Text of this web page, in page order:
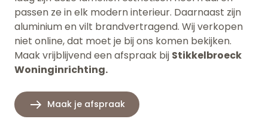
passen ze in elk modern interieur. Daarnaast zijn
aluminium en vilt brandvertragend. Wij verkopen
niet online, dat moet je bij ons komen bekijken.
Maak vrijblijvend een afspraak bij Stikkelbroeck
Woninginrichting.
Maak je afspraak